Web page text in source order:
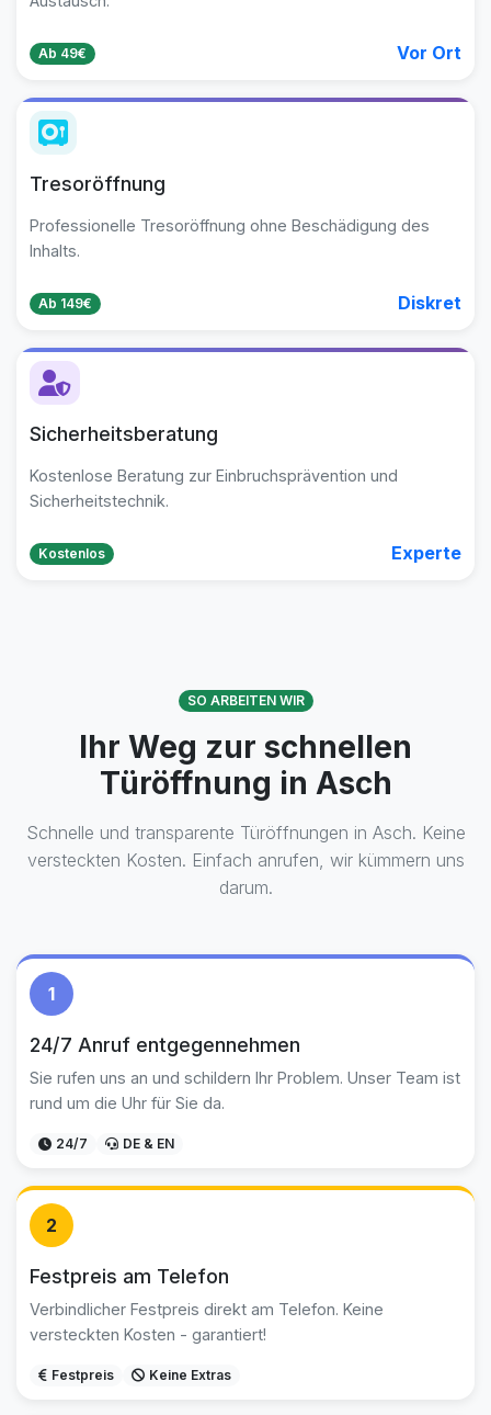
Ab 49€ Vor Ort
Tresoröffnung
Professionelle Tresoröffnung ohne Beschädigung des
Inhalts.
Ab 149€ Diskret
Sicherheitsberatung
Kostenlose Beratung zur Einbruchsprävention und
Sicherheitstechnik.
Kostenlos Experte
SO ARBEITEN WIR
Ihr Weg zur schnellen
Türöffnung in Asch
Schnelle und transparente Türöffnungen in Asch. Keine
versteckten Kosten. Einfach anrufen, wir kümmern uns
darum.
1
24/7 Anruf entgegennehmen
Sie rufen uns an und schildern Ihr Problem. Unser Team ist
rund um die Uhr für Sie da.
24/7 DE & EN
2
Festpreis am Telefon
Verbindlicher Festpreis direkt am Telefon. Keine
versteckten Kosten - garantiert!
Festpreis Keine Extras